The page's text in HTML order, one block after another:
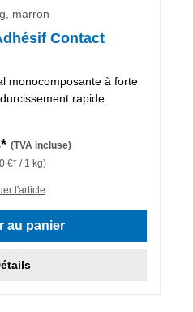
marron
Contact
monocomposante à forte
rapide
(TVA incluse)
€* / 1 kg)
l'article
au panier